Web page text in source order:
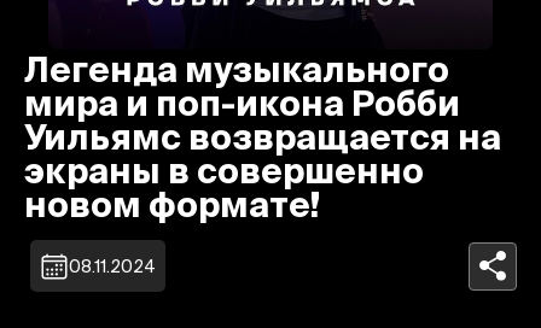
Легенда музыкального
мира и поп-икона Робби
Уильямс возвращается на
экраны в совершенно
новом формате!
08.11.2024